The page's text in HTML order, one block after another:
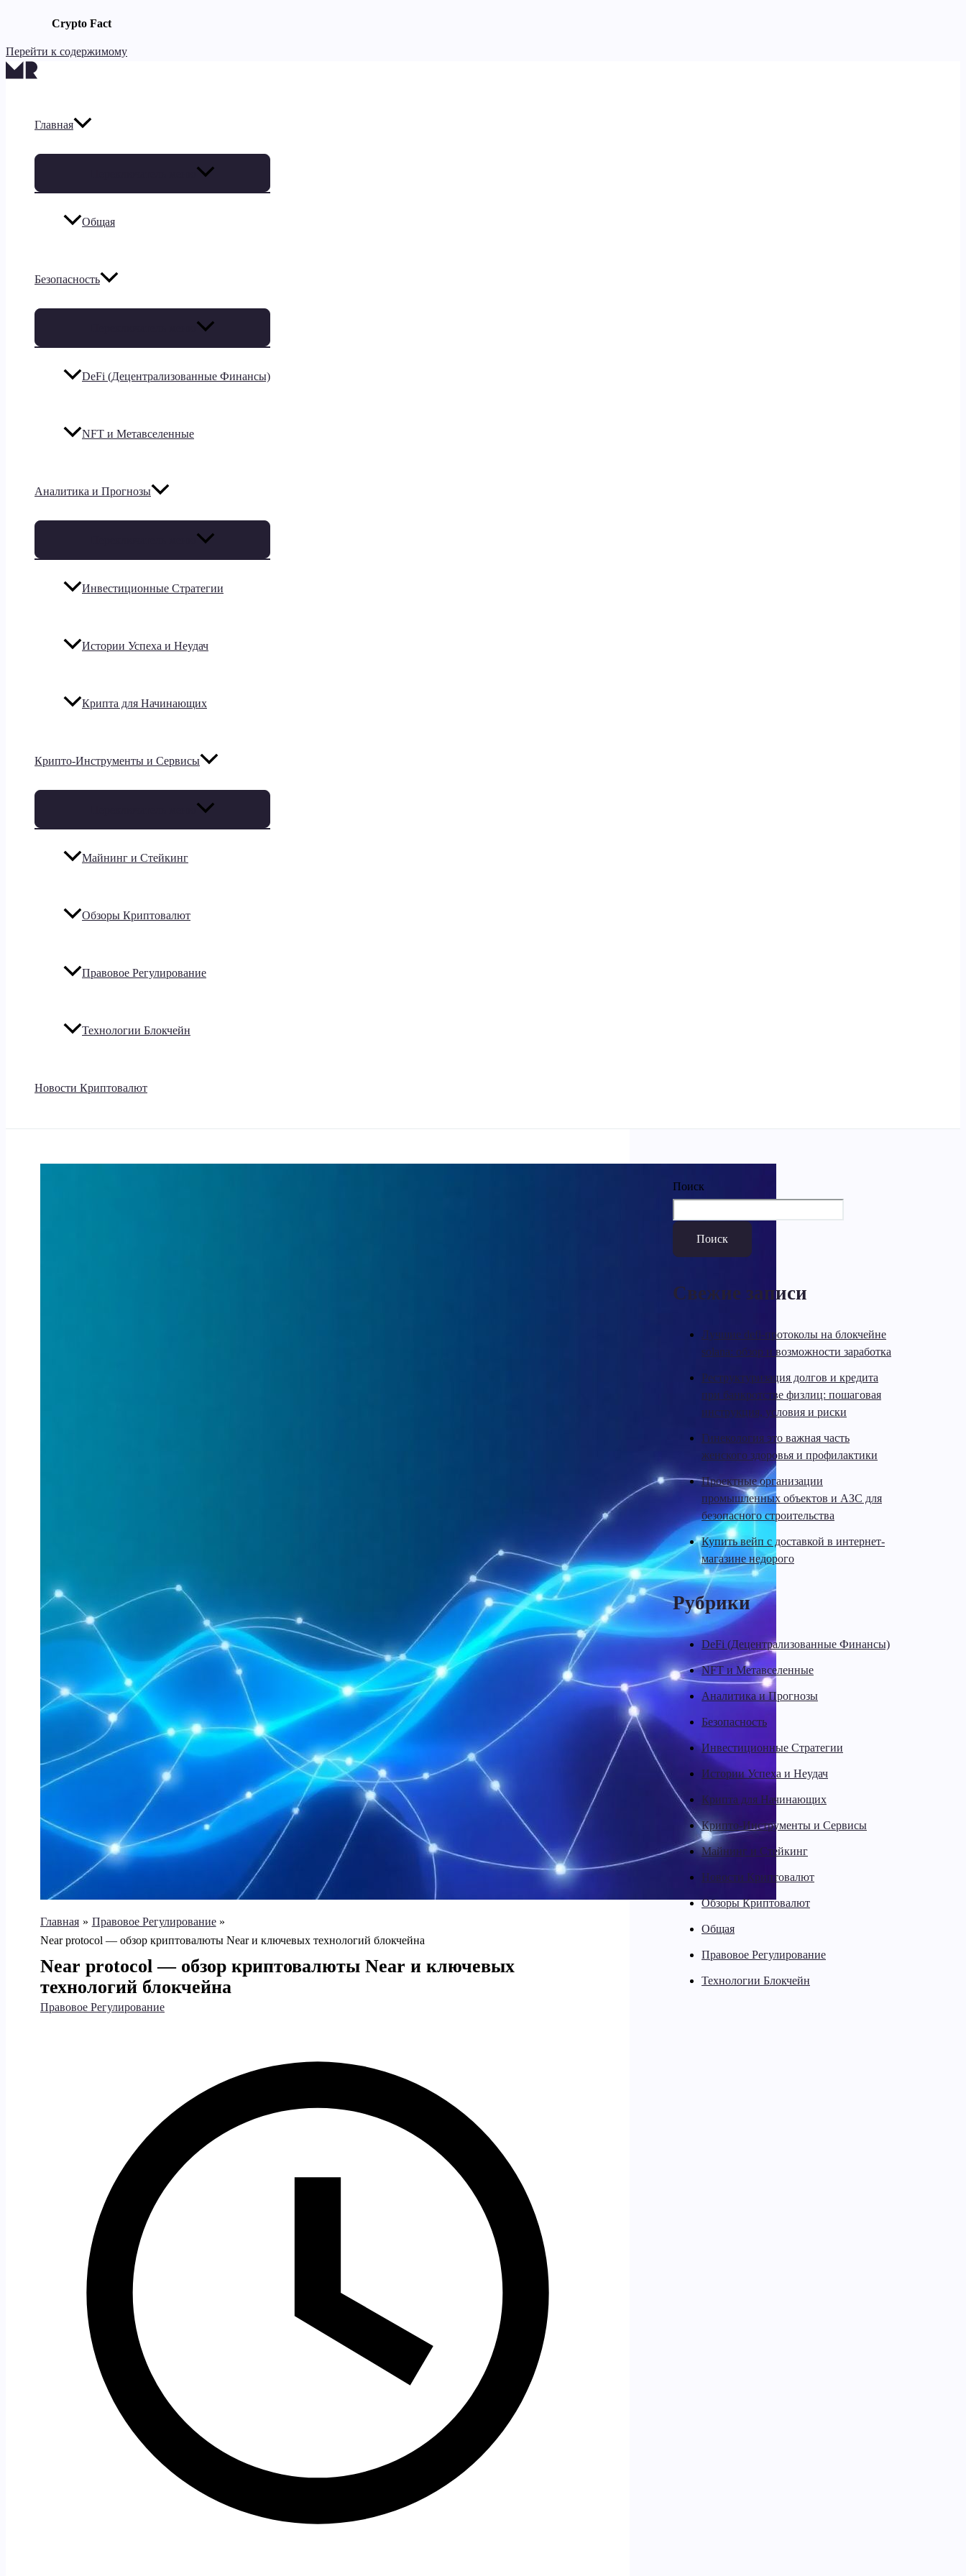
Crypto Fact
Перейти к содержимому
Главная
Общая
Безопасность
DeFi (Децентрализованные Финансы)
NFT и Метавселенные
Аналитика и Прогнозы
Инвестиционные Стратегии
Истории Успеха и Неудач
Крипта для Начинающих
Крипто-Инструменты и Сервисы
Майнинг и Стейкинг
Обзоры Криптовалют
Правовое Регулирование
Технологии Блокчейн
Новости Криптовалют
Главная
Правовое Регулирование
Near protocol — обзор криптовалюты Near и ключевых технологий блокчейна
Near protocol — обзор криптовалюты Near и ключевых
технологий блокчейна
Правовое Регулирование
Поиск
Поиск
Свежие записи
Лучшие defi-протоколы на блокчейне
solana: обзор и возможности заработка
Реструктуризация долгов и кредита
при банкротстве физлиц: пошаговая
инструкция, условия и риски
Гинекология это важная часть
женского здоровья и профилактики
Проектные организации
промышленных объектов и АЗС для
безопасного строительства
Купить вейп с доставкой в интернет-
магазине недорого
Рубрики
DeFi (Децентрализованные Финансы)
NFT и Метавселенные
Аналитика и Прогнозы
Безопасность
Инвестиционные Стратегии
Истории Успеха и Неудач
Крипта для Начинающих
Крипто-Инструменты и Сервисы
Майнинг и Стейкинг
Новости Криптовалют
Обзоры Криптовалют
Общая
Правовое Регулирование
Технологии Блокчейн